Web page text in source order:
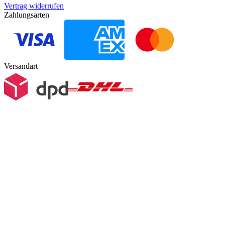
Vertrag widerrufen
Zahlungsarten
Versandart